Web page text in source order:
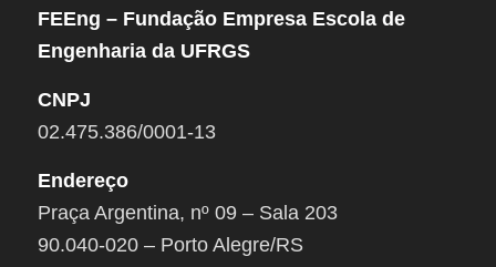
FEEng – Fundação Empresa Escola de
Engenharia da UFRGS
CNPJ
02.475.386/0001-13
Endereço
Praça Argentina, nº 09 – Sala 203
90.040-020 – Porto Alegre/RS